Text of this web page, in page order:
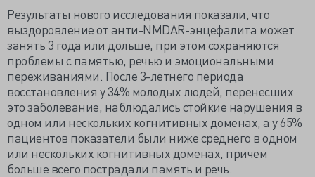
Результаты нового исследования показали, что
выздоровление от анти-NMDAR-энцефалита может
занять 3 года или дольше, при этом сохраняются
проблемы с памятью, речью и эмоциональными
переживаниями. После 3-летнего периода
восстановления у 34% молодых людей, перенесших
это заболевание, наблюдались стойкие нарушения в
одном или нескольких когнитивных доменах, а у 65%
пациентов показатели были ниже среднего в одном
или нескольких когнитивных доменах, причем
больше всего пострадали память и речь.